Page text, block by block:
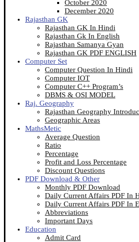
October 2020
December 2020
Rajasthan GK
Rajasthan GK In Hindi
Rajasthan Gk In English
Rajasthan Samanya Gyan
Rajasthan GK PDF ENGLISH
Computer Set
Computer Question In Hindi
Computer IOT
Computer C++ Program’s
DBMS & OSI MODEL
Raj. Geography
Rajasthan Geography
Geographic Areas
MathsMetic
Average Question
Ratio
Percentage
Profit and Loss Percentage
Discount Questions
PDF Download & Other
Monthly PDF Download
Daily Current Affairs PDF In
Daily Current Affairs PDF In
Abbreviations
Important Days
Education
Admit Card